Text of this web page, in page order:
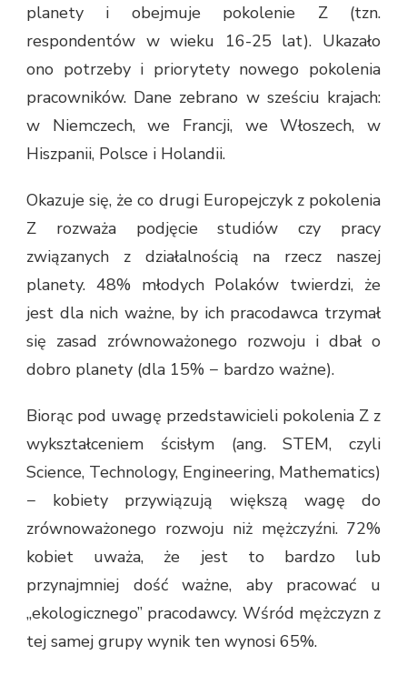
planety i obejmuje pokolenie Z (tzn.
respondentów w wieku 16-25 lat). Ukazało
ono potrzeby i priorytety nowego pokolenia
pracowników. Dane zebrano w sześciu krajach:
w Niemczech, we Francji, we Włoszech, w
Hiszpanii, Polsce i Holandii.
Okazuje się, że co drugi Europejczyk z pokolenia
Z rozważa podjęcie studiów czy pracy
związanych z działalnością na rzecz naszej
planety. 48% młodych Polaków twierdzi, że
jest dla nich ważne, by ich pracodawca trzymał
się zasad zrównoważonego rozwoju i dbał o
dobro planety (dla 15% − bardzo ważne).
Biorąc pod uwagę przedstawicieli pokolenia Z z
wykształceniem ścisłym (ang. STEM, czyli
Science, Technology, Engineering, Mathematics)
− kobiety przywiązują większą wagę do
zrównoważonego rozwoju niż mężczyźni. 72%
kobiet uważa, że jest to bardzo lub
przynajmniej dość ważne, aby pracować u
„ekologicznego” pracodawcy. Wśród mężczyzn z
tej samej grupy wynik ten wynosi 65%.